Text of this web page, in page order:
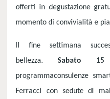
offerti in degustazione
momento di convivialità e
Il fine settimana
bellezza.Sabato
programmaconsulenze
Ferracci con sedute di